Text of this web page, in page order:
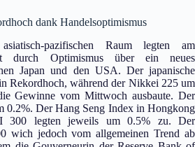
dank Handelsoptimismus
pazifischen Raum legten am
durch Optimismus über ein neues
Japan und den USA. Der japanische
Rekordhoch, während der Nikkei 225 um
Gewinne vom Mittwoch ausbaute. Der
0.2%. Der Hang Seng Index in Hongkong
300 legten jeweils um 0.5% zu. Der
wich jedoch vom allgemeinen Trend ab